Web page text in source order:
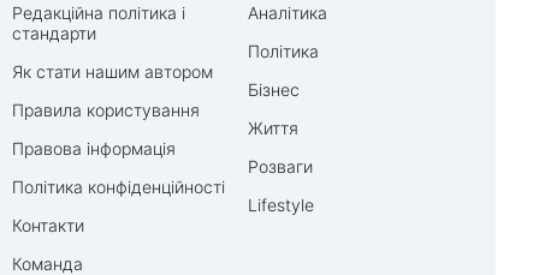
Редакційна політика і
стандарти
Як стати нашим автором
Правила користування
Правова інформація
Політика конфіденційності
Контакти
Команда
Аналітика
Політика
Бізнес
Життя
Розваги
Lifestyle